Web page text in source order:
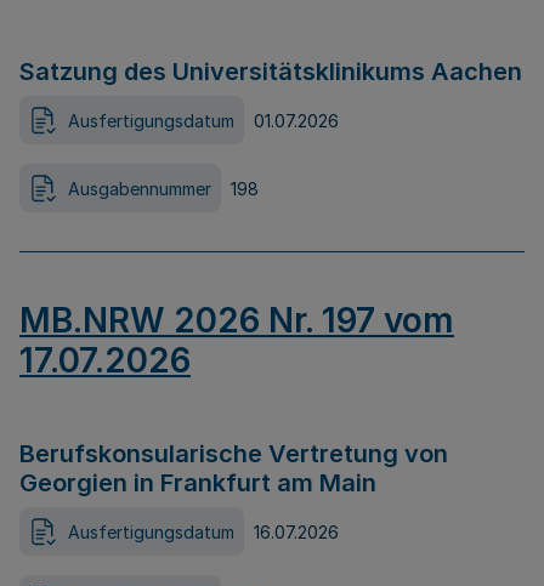
Satzung des Universitätsklinikums Aachen
Ausfertigungsdatum 01.07.2026
Ausgabennummer 198
MB.NRW 2026 Nr. 197 vom
17.07.2026
Berufskonsularische Vertretung von
Georgien in Frankfurt am Main
Ausfertigungsdatum 16.07.2026